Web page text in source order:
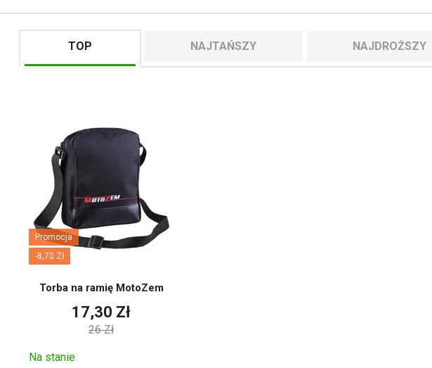
TOP NAJTAŃSZY NAJDROŻSZY
Promocja
-8,70 Zł
Torba na ramię MotoZem
17,30 Zł
26 Zł
Na stanie